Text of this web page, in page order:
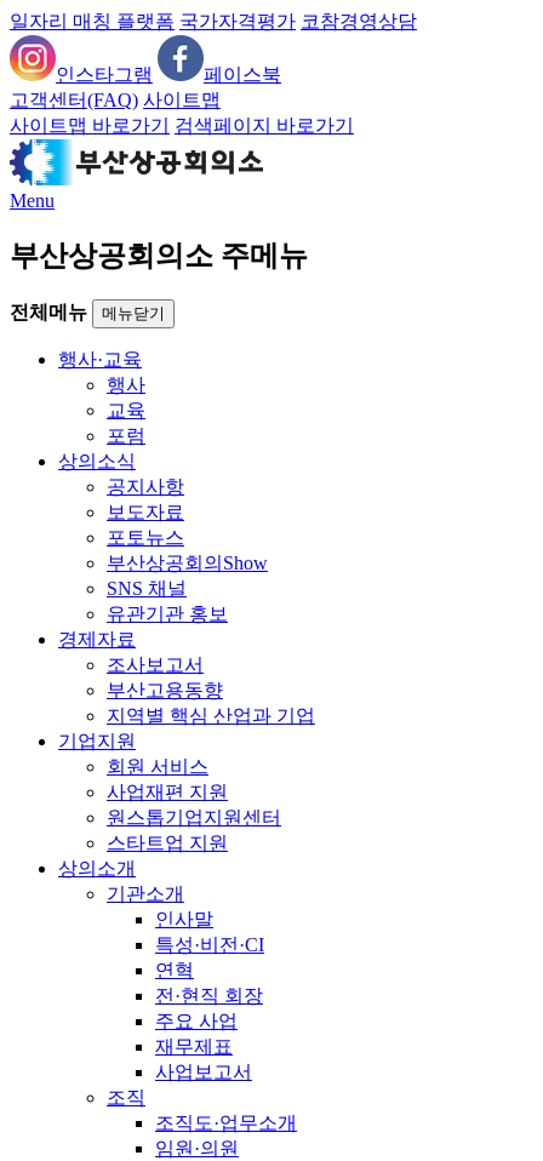
일자리 매칭 플랫폼 국가자격평가 코참경영상담
인스타그램
페이스북
고객센터(FAQ) 사이트맵
사이트맵 바로가기
검색페이지 바로가기
Menu
부산상공회의소 주메뉴
전체메뉴 메뉴닫기
행사·교육
행사
교육
포럼
상의소식
공지사항
보도자료
포토뉴스
부산상공회의Show
SNS 채널
유관기관 홍보
경제자료
조사보고서
부산고용동향
지역별 핵심 산업과 기업
기업지원
회원 서비스
사업재편 지원
원스톱기업지원센터
스타트업 지원
상의소개
기관소개
인사말
특성·비전·CI
연혁
전·현직 회장
주요 사업
재무제표
사업보고서
조직
조직도·업무소개
임원·의원